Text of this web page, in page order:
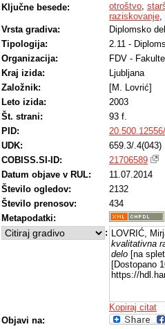
Ključne besede:
otroštvo,
raziskovanje,
Vrsta gradiva:
Diplomsko
Tipologija:
2.11 -
Organizacija:
FDV -
Kraj izida:
Ljubljana
Založnik:
[M. Lovrić]
Leto izida:
2003
Št. strani:
93 f.
PID:
UDK:
659.3/.4(043)
COBISS.SI-ID:
21706589
Datum objave v RUL:
11.07.2014
Število ogledov:
2132
Število prenosov:
434
Metapodatki:
: LOVRIĆ,
kvalitativna
delo [na
[Dostopano
https://
Kopiraj citat
Objavi na: